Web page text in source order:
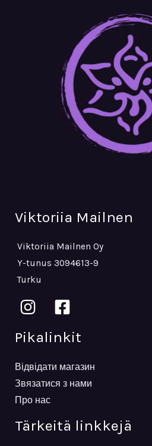
Viktoriia Mailnen
Viktoriia Mailnen Oy
Y-tunus 3094613-9
Turku
Pikalinkit
Відвідати магазин
Звязатися з нами
Про нас
Tärkeitä linkkejä